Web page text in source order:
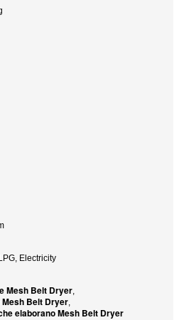
Electricity
Mesh Belt Dryer,
Belt Dryer,
elaborano Mesh Belt Dryer